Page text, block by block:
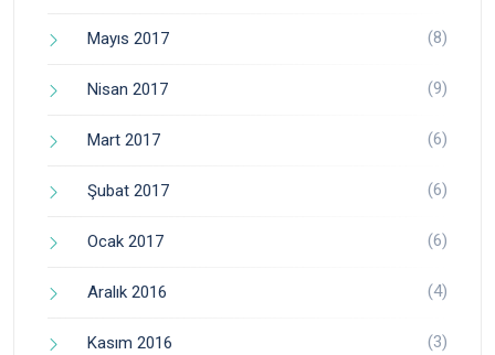
Mayıs 2017 (8)
Nisan 2017 (9)
Mart 2017 (6)
Şubat 2017 (6)
Ocak 2017 (6)
Aralık 2016 (4)
Kasım 2016 (3)